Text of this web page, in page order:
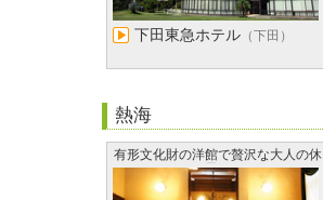
下田東急ホテル （下田）
熱海
有形文化財の洋館で贅沢な大人の休
日を